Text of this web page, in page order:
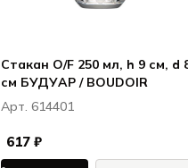
Стакан O/F 250 мл, h 9 см, d
см БУДУАР / BOUDOIR
Арт. 614401
617 ₽